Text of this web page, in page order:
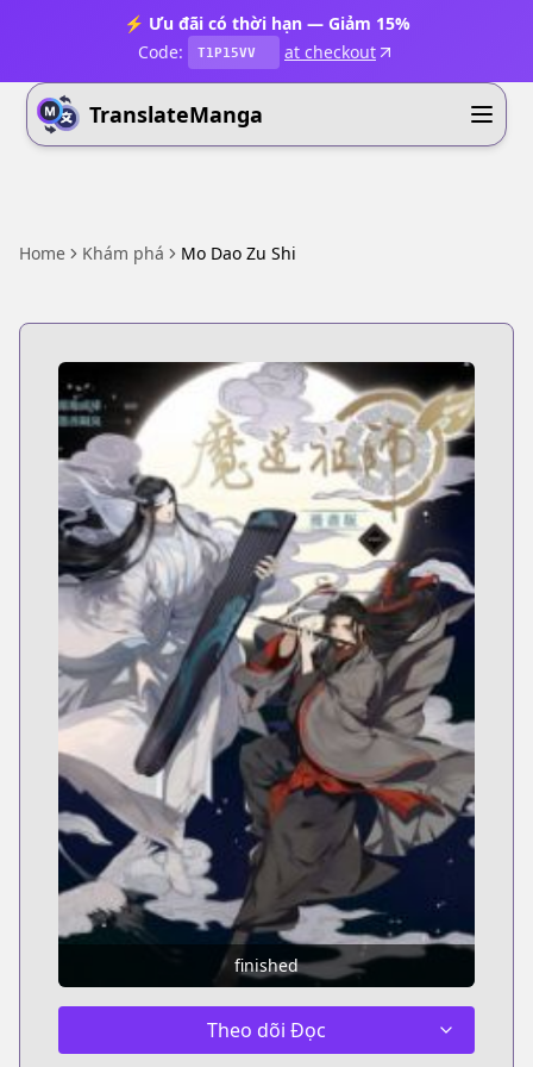
⚡ Ưu đãi có thời hạn — Giảm 15%
Code:
T1P15VV at checkout
TranslateManga
Home Khám phá Mo Dao Zu Shi
finished
Theo dõi Đọc